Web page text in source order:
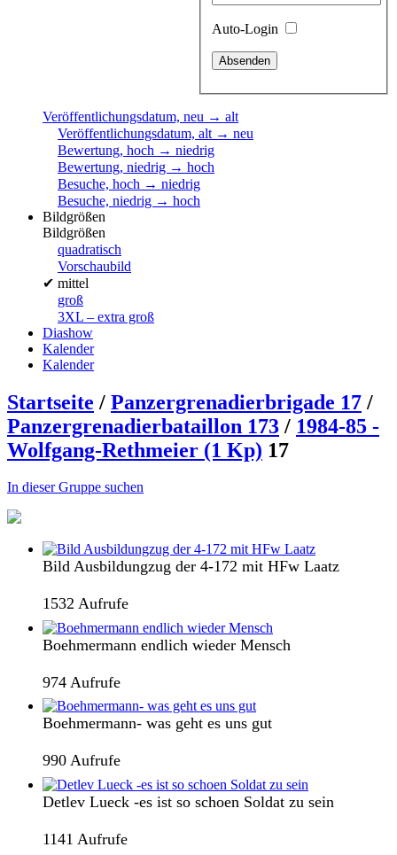
Auto-Login
Veröffentlichungsdatum, neu → alt
Veröffentlichungsdatum, alt → neu
Bewertung, hoch → niedrig
Bewertung, niedrig → hoch
Besuche, hoch → niedrig
Besuche, niedrig → hoch
Bildgrößen
Bildgrößen
quadratisch
Vorschaubild
✔ mittel
groß
3XL – extra groß
Diashow
Kalender
Kalender
Startseite / Panzergrenadierbrigade 17 /
Panzergrenadierbataillon 173 / 1984-85 -
Wolfgang-Rethmeier (1 Kp) 17
In dieser Gruppe suchen
Bild Ausbildungzug der 4-172 mit HFw Laatz
1532 Aufrufe
Boehmermann endlich wieder Mensch
974 Aufrufe
Boehmermann- was geht es uns gut
990 Aufrufe
Detlev Lueck -es ist so schoen Soldat zu sein
1141 Aufrufe